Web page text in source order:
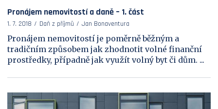
Pronájem nemovitostí a daně – 1. část
1. 7. 2018 Daň z příjmů Jan Bonaventura
Pronájem nemovitostí je poměrně běžným a
tradičním způsobem jak zhodnotit volné finanční
prostředky, případně jak využít volný byt či dům. ...